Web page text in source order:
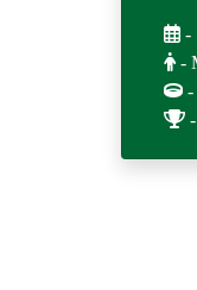
-
-
-